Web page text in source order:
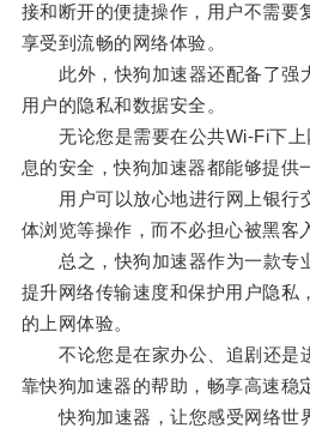
接和断开的便捷操作，用户不需要
享受到流畅的网络体验。
此外，快狗加速器还配备了强
用户的隐私和数据安全。
无论您是需要在公共Wi-Fi下上
息的安全，快狗加速器都能够提供
用户可以放心地进行网上银行
体浏览等操作，而不必担心被黑客
总之，快狗加速器作为一款专
提升网络传输速度和保护用户隐私
的上网体验。
不论您是在家办公、追剧还是
靠快狗加速器的帮助，畅享高速稳
快狗加速器，让您感受网络世界